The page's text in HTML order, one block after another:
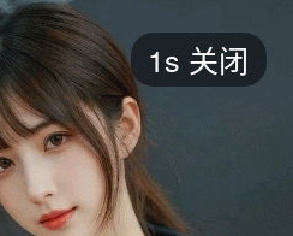
短剧
评分
甜宠 逆袭 玄幻
2024 2023 2022
1s 关闭